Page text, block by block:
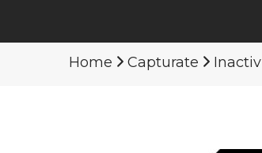
Home Capturate Inactiv